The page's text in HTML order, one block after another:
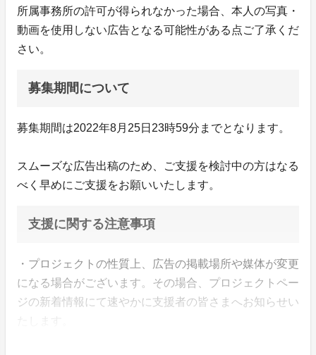
所属事務所の許可が得られなかった場合、本人の写真・
動画を使用しない広告となる可能性がある点ご了承くだ
さい。
募集期間について
募集期間は2022年8月25日23時59分までとなります。
スムーズな広告出稿のため、ご支援を検討中の方はなる
べく早めにご支援をお願いいたします。
支援に関する注意事項
・プロジェクトの性質上、広告の掲載場所や媒体が変更
になる場合がございます。その場合、プロジェクトペー
ジの新着情報にて速やかに支援者の皆さまへお知らせい